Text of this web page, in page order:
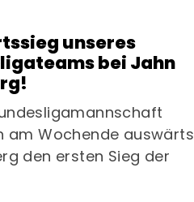
unseres
bei Jahn
am Wochende auswärts
den ersten Sieg der